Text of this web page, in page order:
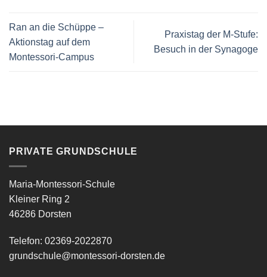
Ran an die Schüppe –
Aktionstag auf dem
Montessori-Campus
Praxistag der M-Stufe:
Besuch in der Synagoge
PRIVATE GRUNDSCHULE
Maria-Montessori-Schule
Kleiner Ring 2
46286 Dorsten
Telefon: 02369-2022870
grundschule@montessori-dorsten.de